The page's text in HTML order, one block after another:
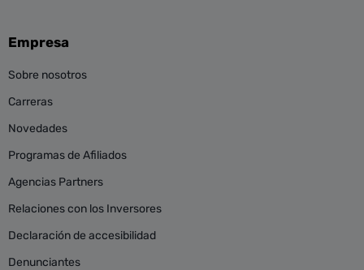
Empresa
Sobre nosotros
Carreras
Novedades
Programas de Afiliados
Agencias Partners
Relaciones con los Inversores
Declaración de accesibilidad
Denunciantes